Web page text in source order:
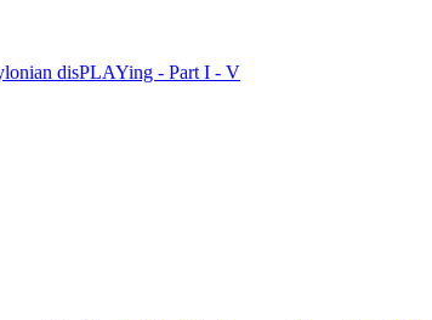
disPLAYing - Part I - V